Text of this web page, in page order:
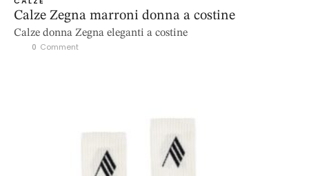
Calze Zegna marroni donna a costine
Calze donna Zegna eleganti a costine
0 Comment